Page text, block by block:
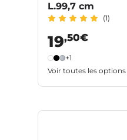
L.99,7 cm
(1)
19,50€
+1
Voir toutes les options